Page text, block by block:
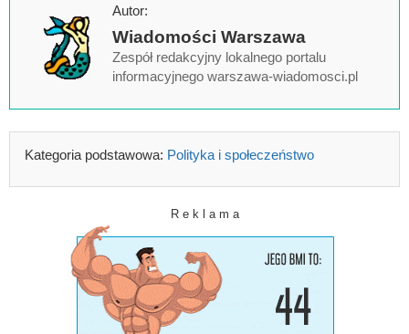
Autor:
Wiadomości Warszawa
Zespół redakcyjny lokalnego portalu
informacyjnego warszawa-wiadomosci.pl
Kategoria podstawowa: Polityka i społeczeństwo
R e k l a m a